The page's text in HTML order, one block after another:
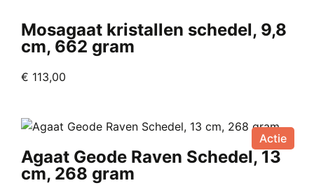
Mosagaat kristallen schedel, 9,8
cm, 662 gram
€ 113,00
Actie
Agaat Geode Raven Schedel, 13
cm, 268 gram